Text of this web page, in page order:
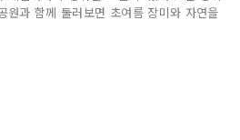
원과 함께 둘러보면 초여름 장미와 자연을